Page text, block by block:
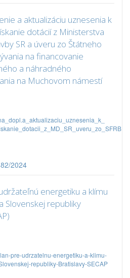
a aktualizáciu uznesenia k
dotácií z Ministerstva
SR a úveru zo Štátneho
na financovanie
a náhradného
na Muchovom námestí
2024
energetiku a klímu
Slovenskej republiky
pre-udrzatelnu-energetiku-a-klimu-
republiky-Bratislavy-SECAP